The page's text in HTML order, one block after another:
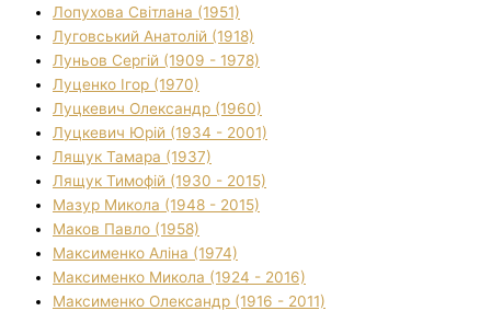
Лопухова Світлана (1951)
Луговський Анатолій (1918)
Луньов Сергій (1909 - 1978)
Луценко Ігор (1970)
Луцкевич Олександр (1960)
Луцкевич Юрій (1934 - 2001)
Лящук Тамара (1937)
Лящук Тимофій (1930 - 2015)
Мазур Микола (1948 - 2015)
Маков Павло (1958)
Максименко Аліна (1974)
Максименко Микола (1924 - 2016)
Максименко Олександр (1916 - 2011)